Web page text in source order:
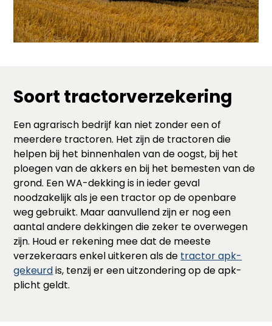
Soort tractorverzekering
Een agrarisch bedrijf kan niet zonder een of
meerdere tractoren. Het zijn de tractoren die
helpen bij het binnenhalen van de oogst, bij het
ploegen van de akkers en bij het bemesten van de
grond. Een WA-dekking is in ieder geval
noodzakelijk als je een tractor op de openbare
weg gebruikt. Maar aanvullend zijn er nog een
aantal andere dekkingen die zeker te overwegen
zijn. Houd er rekening mee dat de meeste
verzekeraars enkel uitkeren als de tractor apk-
gekeurdis, tenzij er een uitzondering op de apk-
plicht geldt.